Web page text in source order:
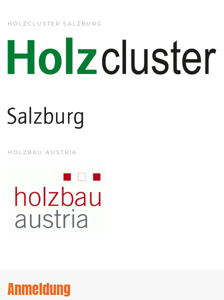
HOLZCLUSTER SALZBURG
HOLZBAU AUSTRIA
Anmeldung